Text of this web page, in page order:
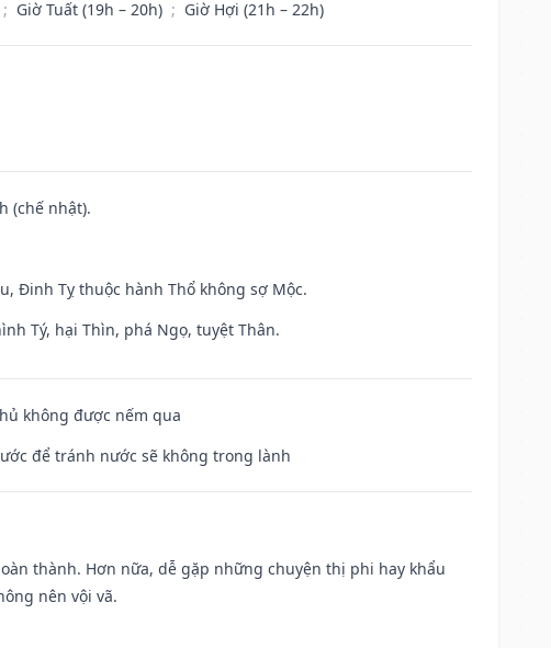
; Giờ Tuất (19h – 20h) ; Giờ Hợi (21h – 22h)
(chế nhật).
Đinh Tỵ thuộc hành Thổ không sợ Mộc.
Tý, hại Thìn, phá Ngọ, tuyệt Thân.
không được nếm qua
để tránh nước sẽ không trong lành
thành. Hơn nữa, dễ gặp những chuyện thị phi hay khẩu
nên vội vã.